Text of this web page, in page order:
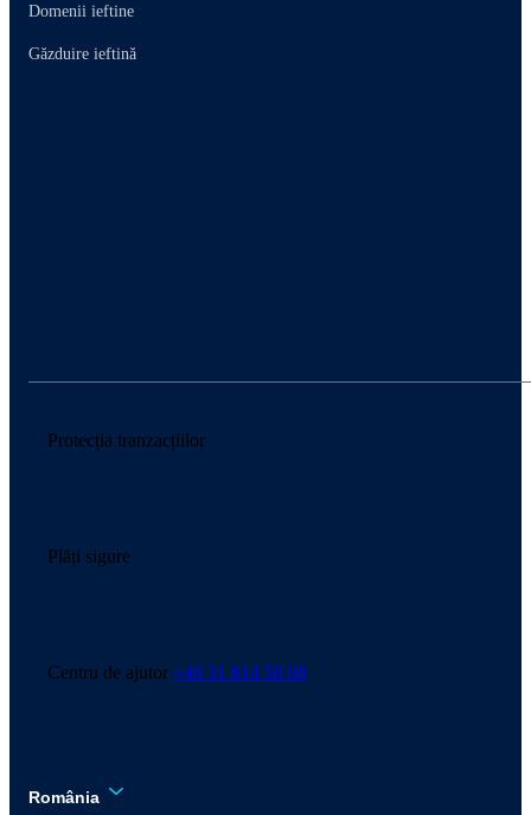
Domenii ieftine
Găzduire ieftină
România
Protecția tranzacțiilor
Plăți sigure
Centru de ajutor +40 31 814 50 08